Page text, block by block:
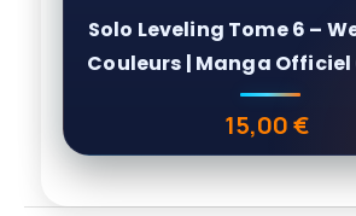
Solo Leveling Tome 6 –
Couleurs | Manga
Prix
15,00 €